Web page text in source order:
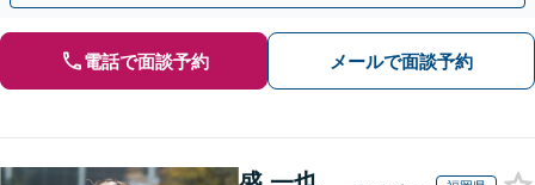
電話で面談予約 メールで面談予約